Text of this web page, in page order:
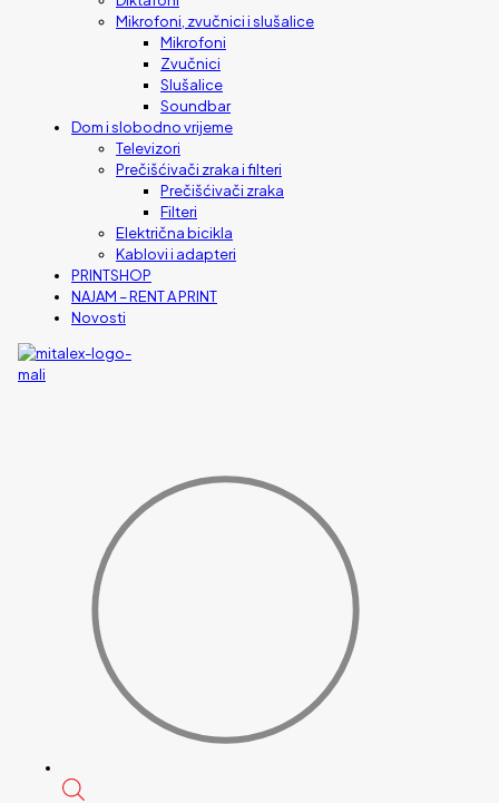
Mikrofoni, zvučnici i slušalice
Mikrofoni
Zvučnici
Slušalice
Soundbar
Dom i slobodno vrijeme
Televizori
Prečišćivači zraka i filteri
Prečišćivači zraka
Filteri
Električna bicikla
Kablovi i adapteri
PRINTSHOP
NAJAM – RENT A PRINT
Novosti